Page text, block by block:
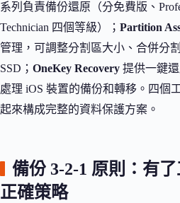
系列負責備份還原（分免費版、
Technician 四個等級）； Partition
管理，可調整分割區大小、合併分
SSD； OneKey Recovery 提供一鍵還
處理 iOS 裝置的備份和轉移。四個
起來構成完整的資料保護方案。
備份 3-2-1 原則：有
正確策略